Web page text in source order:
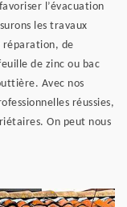
l’évacuation
les travaux
réparation, de
de zinc ou bac
Avec nos
réussies,
On peut nous